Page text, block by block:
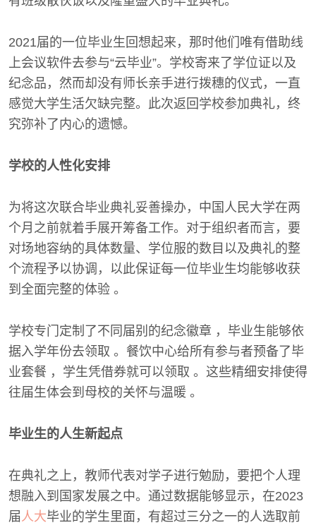
2021届的一位毕业生回想起来，那时他们唯有借助线
上会议软件去参与“云毕业”。学校寄来了学位证以及
纪念品，然而却没有师长亲手进行拨穗的仪式，一直
感觉大学生活欠缺完整。此次返回学校参加典礼，终
究弥补了内心的遗憾。
学校的人性化安排
为将这次联合毕业典礼妥善操办，中国人民大学在两
个月之前就着手展开筹备工作。对于组织者而言，要
对场地容纳的具体数量、学位服的数目以及典礼的整
个流程予以协调，以此保证每一位毕业生均能够收获
到全面完整的体验 。
学校专门定制了不同届别的纪念徽章 ，毕业生能够依
据入学年份去领取 。餐饮中心给所有参与者预备了毕
业套餐 ，学生凭借券就可以领取 。这些精细安排使得
往届生体会到母校的关怀与温暖 。
毕业生的人生新起点
在典礼之上，教师代表对学子进行勉励，要把个人理
想融入到国家发展之中。通过数据能够显示，在2023
届 人大毕业的学生里面，有超过三分之一的人选取前